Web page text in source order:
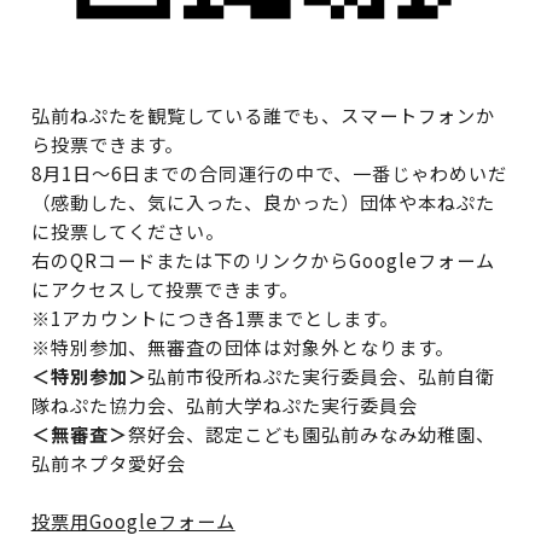
弘前ねぷたを観覧している誰でも、スマートフォンか
ら投票できます。
8月1日～6日までの合同運行の中で、一番じゃわめいだ
（感動した、気に入った、良かった）団体や本ねぷた
に投票してください。
右のQRコードまたは下のリンクからGoogleフォーム
にアクセスして投票できます。
※1アカウントにつき各1票までとします。
※特別参加、無審査の団体は対象外となります。
＜特別参加＞弘前市役所ねぷた実行委員会、弘前自衛
隊ねぷた協力会、弘前大学ねぷた実行委員会
＜無審査＞祭好会、認定こども園弘前みなみ幼稚園、
弘前ネプタ愛好会
投票用Googleフォーム